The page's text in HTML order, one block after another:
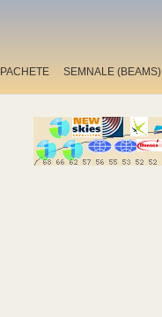
PACHETE SEMNALE (BEAMS)